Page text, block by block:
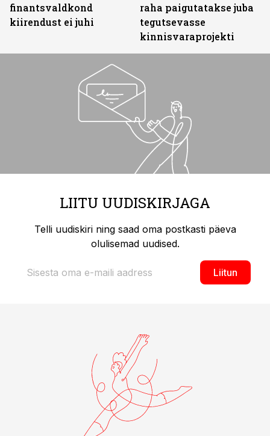
finantsvaldkond
kiirendust ei juhi
raha paigutatakse juba
tegutsevasse
kinnisvaraprojekti
LIITU UUDISKIRJAGA
Telli uudiskiri ning saad oma postkasti päeva
olulisemad uudised.
Liitun